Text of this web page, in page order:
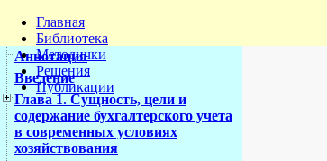
Главная
Библиотека
Методички
Решения
Публикации
Аннотация
Введение
Глава 1. Сущность, цели и
содержание бухгалтерского учета
в современных условиях
хозяйствования